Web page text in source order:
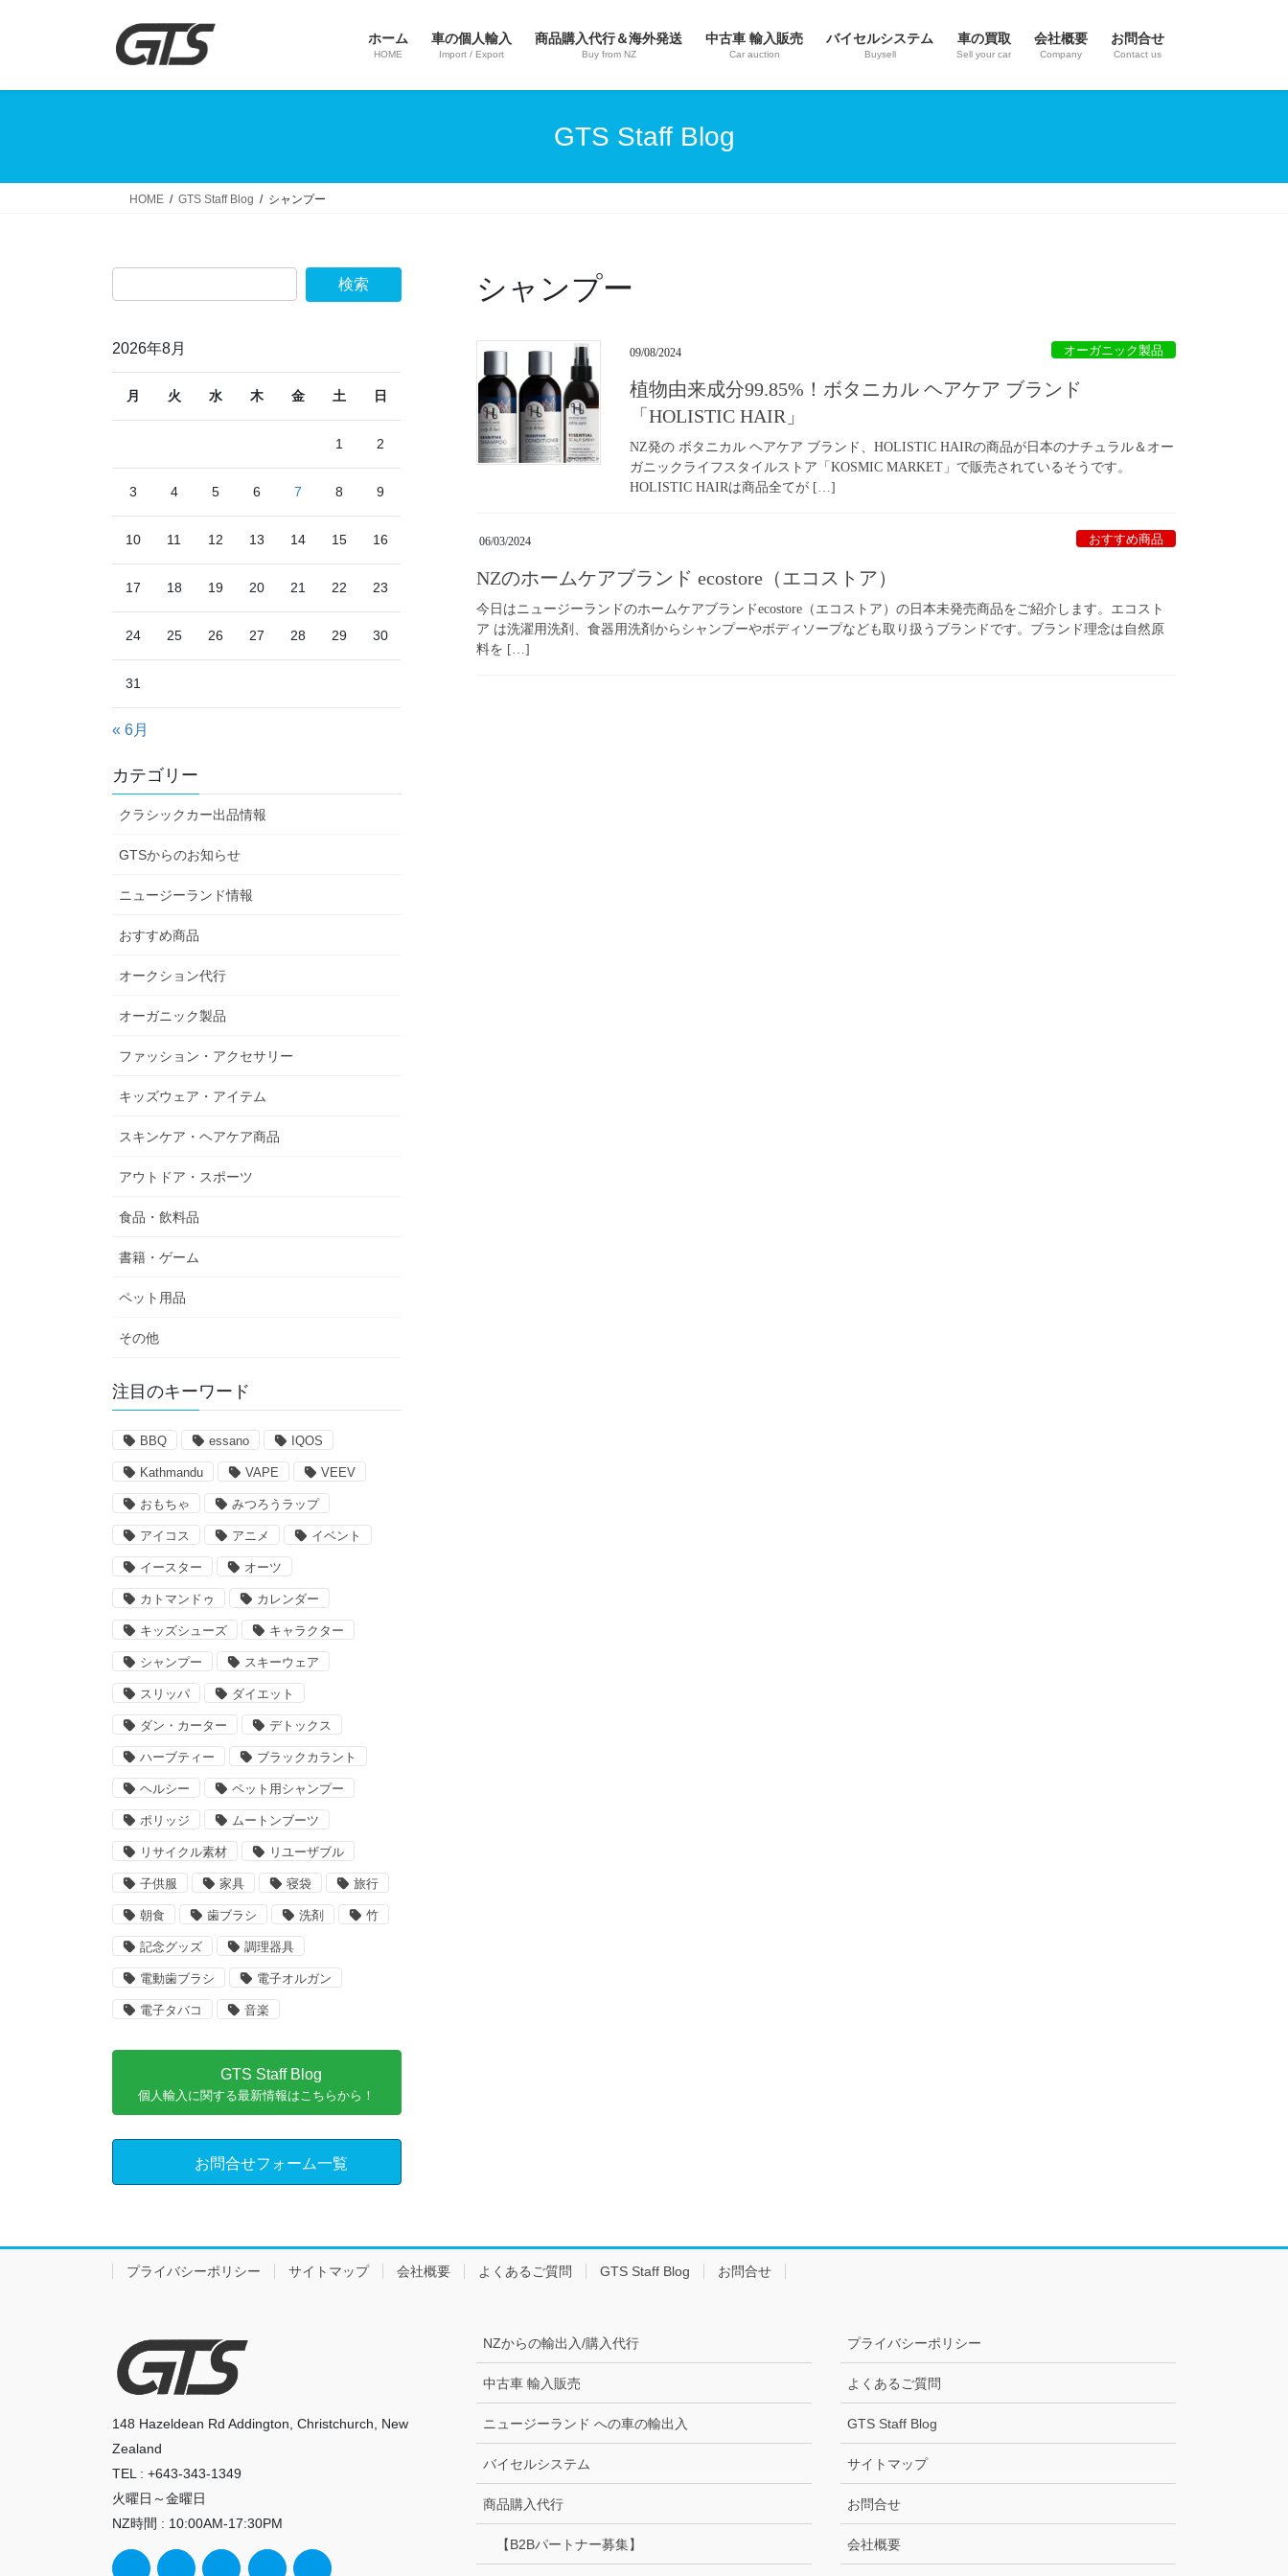
ホーム
HOME
車の個人輸入
Import / Export
商品購入代行＆海外発送
Buy from NZ
中古車 輸入販売
Car auction
バイセルシステム
Buysell
車の買取
Sell your car
会社概要
Company
お問合せ
Contact us
GTS Staff Blog
HOME GTS Staff Blog シャンプー
シャンプー
09/08/2024 オーガニック製品
植物由来成分99.85%！ボタニカル ヘアケア ブランド
「HOLISTIC HAIR」
NZ発の ボタニカル ヘアケア ブランド、HOLISTIC HAIRの商品が日本のナチュラル＆オー
ガニックライフスタイルストア「KOSMIC MARKET」で販売されているそうです。
HOLISTIC HAIRは商品全てが […]
06/03/2024 おすすめ商品
NZのホームケアブランド ecostore（エコストア）
今日はニュージーランドのホームケアブランドecostore（エコストア）の日本未発売商品をご紹介します。エコスト
ア は洗濯用洗剤、食器用洗剤からシャンプーやボディソープなども取り扱うブランドです。ブランド理念は自然原
料を […]
2026年8月
月 火 水 木 金 土 日
1 2
3 4 5 6 7 8 9
10 11 12 13 14 15 16
17 18 19 20 21 22 23
24 25 26 27 28 29 30
31
« 6月
カテゴリー
クラシックカー出品情報
GTSからのお知らせ
ニュージーランド情報
おすすめ商品
オークション代行
オーガニック製品
ファッション・アクセサリー
キッズウェア・アイテム
スキンケア・ヘアケア商品
アウトドア・スポーツ
食品・飲料品
書籍・ゲーム
ペット用品
その他
注目のキーワード
BBQ essano IQOS
Kathmandu VAPE VEEV
おもちゃ みつろうラップ
アイコス アニメ イベント
イースター オーツ
カトマンドゥ カレンダー
キッズシューズ キャラクター
シャンプー スキーウェア
スリッパ ダイエット
ダン・カーター デトックス
ハーブティー ブラックカラント
ヘルシー ペット用シャンプー
ポリッジ ムートンブーツ
リサイクル素材 リユーザブル
子供服 家具 寝袋 旅行
朝食 歯ブラシ 洗剤 竹
記念グッズ 調理器具
電動歯ブラシ 電子オルガン
電子タバコ 音楽
GTS Staff Blog
個人輸入に関する最新情報はこちらから！
お問合せフォーム一覧
プライバシーポリシー サイトマップ 会社概要 よくあるご質問 GTS Staff Blog お問合せ
148 Hazeldean Rd Addington, Christchurch, New
Zealand
TEL : +643-343-1349
火曜日～金曜日
NZ時間 : 10:00AM-17:30PM
NZからの輸出入/購入代行
中古車 輸入販売
ニュージーランド への車の輸出入
バイセルシステム
商品購入代行
【B2Bパートナー募集】
プライバシーポリシー
よくあるご質問
GTS Staff Blog
サイトマップ
お問合せ
会社概要